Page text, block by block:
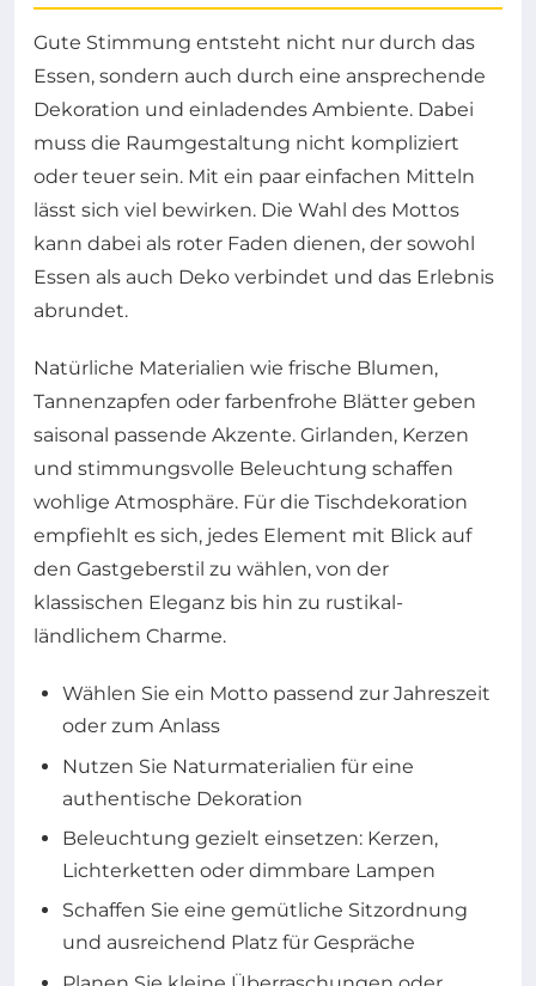
Gute Stimmung entsteht nicht nur durch das
Essen, sondern auch durch eine ansprechende
Dekoration und einladendes Ambiente. Dabei
muss die Raumgestaltung nicht kompliziert
oder teuer sein. Mit ein paar einfachen Mitteln
lässt sich viel bewirken. Die Wahl des Mottos
kann dabei als roter Faden dienen, der sowohl
Essen als auch Deko verbindet und das Erlebnis
abrundet.
Natürliche Materialien wie frische Blumen,
Tannenzapfen oder farbenfrohe Blätter geben
saisonal passende Akzente. Girlanden, Kerzen
und stimmungsvolle Beleuchtung schaffen
wohlige Atmosphäre. Für die Tischdekoration
empfiehlt es sich, jedes Element mit Blick auf
den Gastgeberstil zu wählen, von der
klassischen Eleganz bis hin zu rustikal-
ländlichem Charme.
Wählen Sie ein Motto passend zur Jahreszeit
oder zum Anlass
Nutzen Sie Naturmaterialien für eine
authentische Dekoration
Beleuchtung gezielt einsetzen: Kerzen,
Lichterketten oder dimmbare Lampen
Schaffen Sie eine gemütliche Sitzordnung
und ausreichend Platz für Gespräche